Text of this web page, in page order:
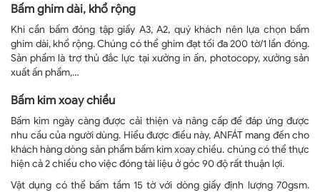
Bấm ghim dài, khổ rộng
Khi cần bấm đóng tập giấy A3, A2, quý khách nên lựa chọn bấm
ghim dài, khổ rộng. Chúng có thể ghim đạt tối đa 200 tờ/1 lần đóng.
Sản phẩm là trợ thủ đắc lực tại xưởng in ấn, photocopy, xưởng sản
xuất ấn phẩm,…
Bấm kim xoay chiều
Bấm kim ngày càng được cải thiện và nâng cấp để đáp ứng được
nhu cầu của người dùng. Hiểu được điều này, ANFÁT mang đến cho
khách hàng dòng sản phẩm bấm kim xoay chiều. chúng có thể thực
hiện cả 2 chiều cho việc đóng tài liệu ở góc 90 độ rất thuận lợi.
Vật dụng có thể bấm tầm 15 tờ với dòng giấy định lượng 70gsm.